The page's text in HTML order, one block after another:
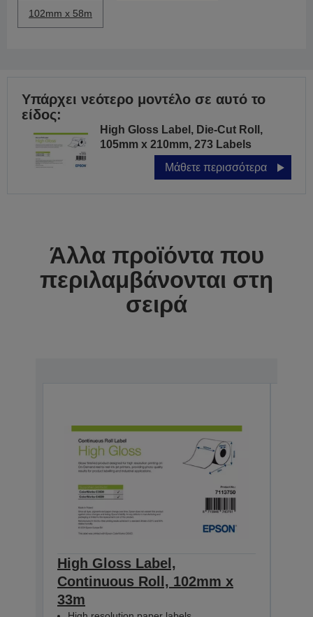
102mm x 58m
Υπάρχει νεότερο μοντέλο σε αυτό το
είδος:
High Gloss Label, Die-Cut Roll,
105mm x 210mm, 273 Labels
Μάθετε περισσότερα
Άλλα προϊόντα που
περιλαμβάνονται στη
σειρά
High Gloss Label,
Continuous Roll, 102mm x
33m